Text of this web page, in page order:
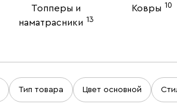
Топперы и
наматрасники 13
Ковры 10
Тип товара Цвет основной